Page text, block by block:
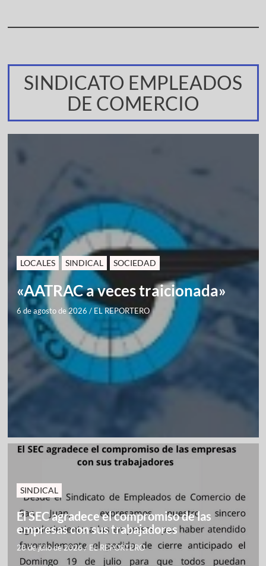
SINDICATO EMPLEADOS
DE COMERCIO
LOCALES SINDICAL SOCIEDAD
«AATRAC a veces traicionada»
6 de agosto de 2026 / EL REPORTERO
SINDICAL
El SEC agradece el compromiso de las
empresas con sus trabajadores
28 de julio de 2026/ EL REPORTERO